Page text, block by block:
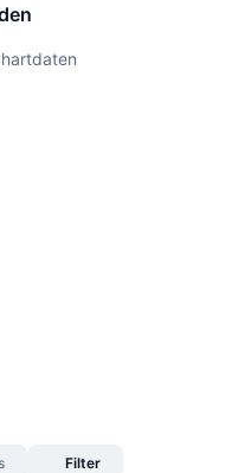
Filter